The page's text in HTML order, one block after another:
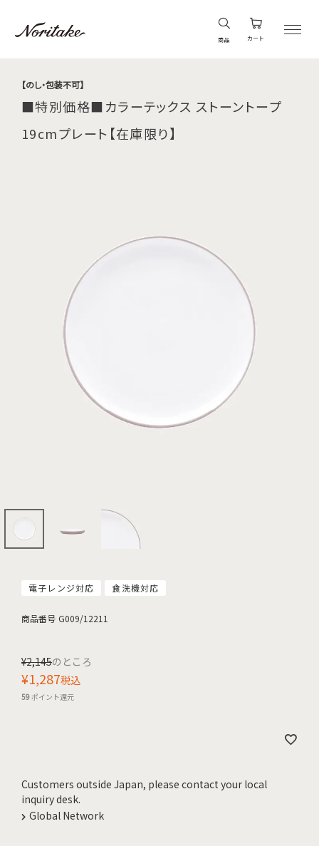
商品 カート
【のし・包装不可】
■特別価格■カラーテックス ストーントープ
19cmプレート【在庫限り】
電子レンジ対応 食洗機対応
商品番号 G009/12211
¥2,145のところ
¥1,287税込
59ポイント還元
Customers outside Japan, please contact your local
inquiry desk.
Global Network